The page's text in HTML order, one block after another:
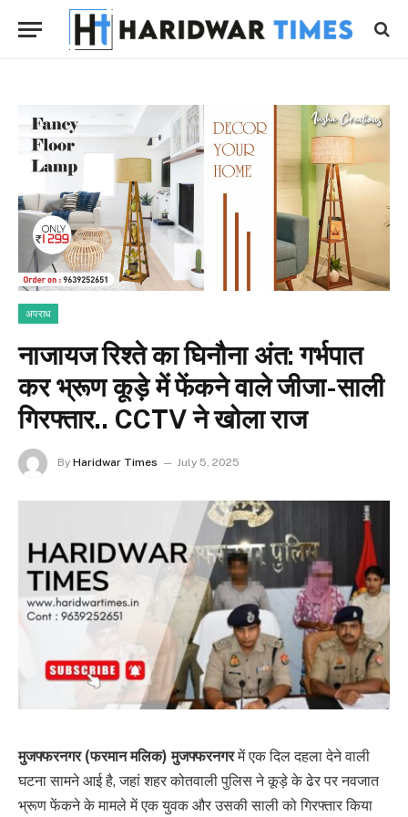
अपराध
नाजायज रिश्ते का घिनौना अंत: गर्भपात
कर भ्रूण कूड़े में फेंकने वाले जीजा-साली
गिरफ्तार.. CCTV ने खोला राज
By Haridwar Times July 5, 2025
मुजफ्फरनगर (फरमान मलिक) मुजफ्फरनगरमें एक दिल दहला देने वाली
घटना सामने आई है, जहां शहर कोतवाली पुलिस ने कूड़े के ढेर पर नवजात
भ्रूण फेंकने के मामले में एक युवक और उसकी साली को गिरफ्तार किया